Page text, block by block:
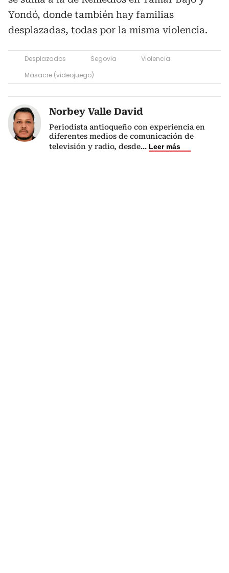
Yondó, donde también hay familias
desplazadas, todas por la misma violencia.
Desplazados Segovia
Violencia
Masacre (videojuego)
Norbey Valle David
Periodista antioqueño con experiencia en
diferentes medios de comunicación de
televisión y radio, desde... Leer más